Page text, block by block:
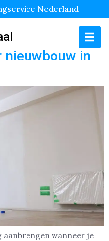
Nederland
nieuwbouw in
aanbrengen wanneer je